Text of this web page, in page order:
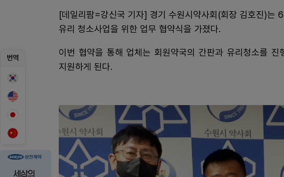
번역
[데일리팜=강신국 기자] 경기 수원시약사회(회장 김호진)는
유리 청소사업을 위한 업무 협약식을 가졌다.
이번 협약을 통해 업체는 회원약국의 간판과 유리청소를 진
지원하게 된다.